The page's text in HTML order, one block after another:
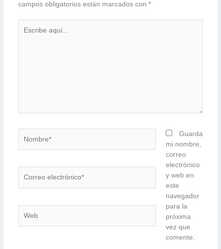
campos obligatorios están marcados con *
aquí...
electrónico*
Guarda
mi nombre,
correo
electrónico
y web en
este
navegador
para la
próxima
vez que
comente.